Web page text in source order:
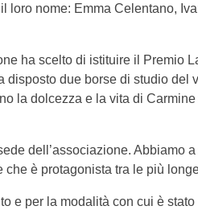
loro nome: Emma Celentano,
ha scelto di istituire il Premio
due borse di studio del
la dolcezza e la vita di
dell’associazione. Abbiamo
che è protagonista tra le più
e per la modalità con cui è